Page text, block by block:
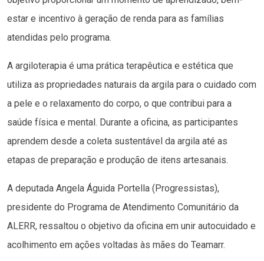
estar e incentivo à geração de renda para as famílias
atendidas pelo programa.
A argiloterapia é uma prática terapêutica e estética que
utiliza as propriedades naturais da argila para o cuidado com
a pele e o relaxamento do corpo, o que contribui para a
saúde física e mental. Durante a oficina, as participantes
aprendem desde a coleta sustentável da argila até as
etapas de preparação e produção de itens artesanais.
A deputada Angela Águida Portella (Progressistas),
presidente do Programa de Atendimento Comunitário da
ALERR, ressaltou o objetivo da oficina em unir autocuidado e
acolhimento em ações voltadas às mães do Teamarr.